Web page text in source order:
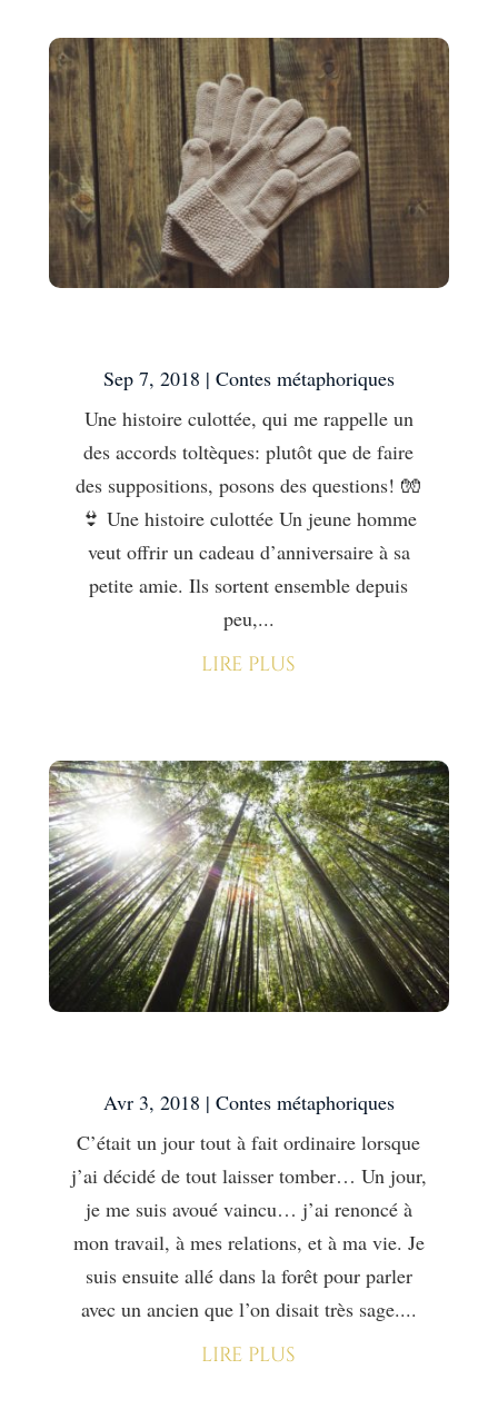
Sep 7, 2018 | Contes métaphoriques
Une histoire culottée, qui me rappelle un
des accords toltèques: plutôt que de faire
des suppositions, posons des questions! 🧤
👙 Une histoire culottée Un jeune homme
veut offrir un cadeau d’anniversaire à sa
petite amie. Ils sortent ensemble depuis
peu,...
lire plus
Avr 3, 2018 | Contes métaphoriques
C’était un jour tout à fait ordinaire lorsque
j’ai décidé de tout laisser tomber… Un jour,
je me suis avoué vaincu… j’ai renoncé à
mon travail, à mes relations, et à ma vie. Je
suis ensuite allé dans la forêt pour parler
avec un ancien que l’on disait très sage....
lire plus